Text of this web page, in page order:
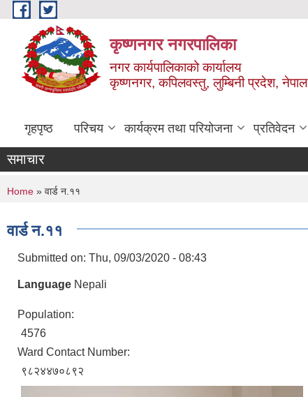
Skip to main content
कृष्णनगर नगरपालिका
नगर कार्यपालिकाको कार्यालय
कृष्णनगर, कपिलवस्तु, लुम्बिनी प्रदेश, नेपाल
गृहपृष्ठ परिचय कार्यक्रम तथा परियोजना प्रतिवेदन
समाचार
You are here
Home » वार्ड न.११
वार्ड न.११
Submitted on: Thu, 09/03/2020 - 08:43
Language Nepali
Population:
4576
Ward Contact Number:
९८२४४७०८९२